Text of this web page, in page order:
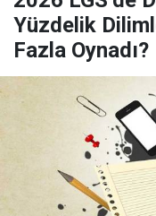
Yüzdelik
Fazla Oynadı?